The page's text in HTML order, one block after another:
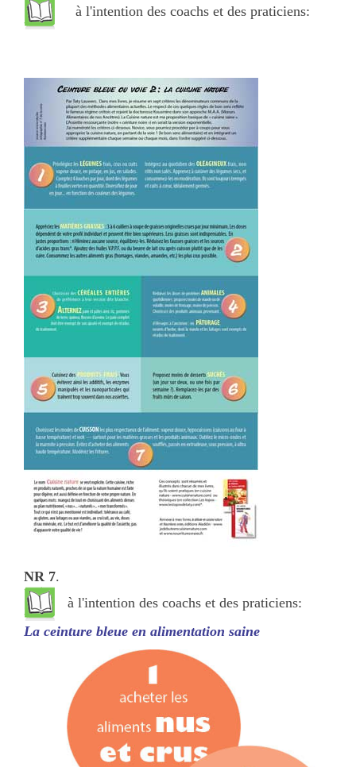
à l'intention des coachs et des praticiens:
NR 7.
à l'intention des coachs et des praticiens:
La ceinture bleue en alimentation saine